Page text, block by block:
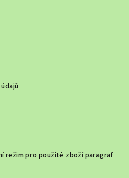
režim pro použité zboží paragraf